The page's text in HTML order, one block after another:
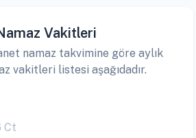
Vakitleri
namaz takvimine göre aylık
vakitleri listesi aşağıdadır.
Ct